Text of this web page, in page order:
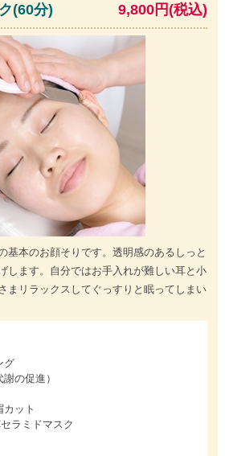
(60分) 9,800円(税込)
基本のお顔そりです。透明感のあるしっと
します。自分ではお手入れが難しい耳と小
まリラックスしてぐっすりと眠ってしまい
グ
の促進）
ット
ラミドマスク